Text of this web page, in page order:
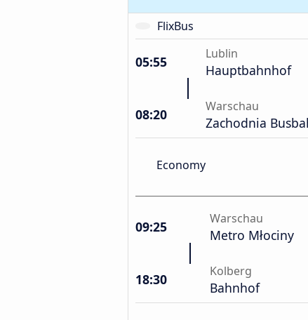
FlixBus
05:55 Lublin
Hauptbahnhof
08:20 Warschau
Zachodnia
Economy
09:25 Warschau
Metro Młociny
18:30 Kolberg
Bahnhof